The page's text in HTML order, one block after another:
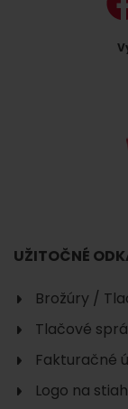
UŽITOČNÉ
Brožúry /
Tlačové
Fakturačné
Logo na